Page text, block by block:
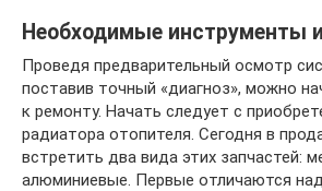
Необходимые инструменты
Проведя предварительный осмотр
поставив точный «диагноз», можно
к ремонту. Начать следует с
радиатора отопителя. Сегодня в
встретить два вида этих запчастей:
алюминиевые. Первые отличаются